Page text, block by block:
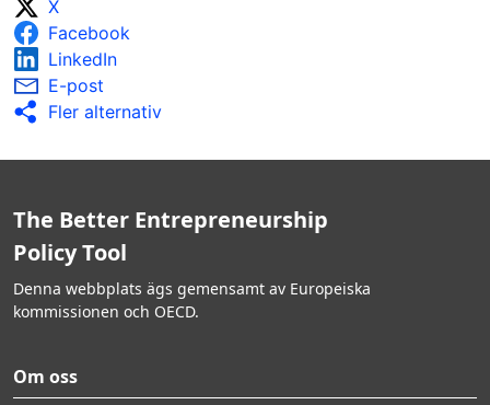
Resultaten av uppföljning och utvärdering
rapporteras i stor utsträckning och används för
att förbättra informationskampanjer.
X
Facebook
LinkedIn
E-post
Fler alternativ
The Better Entrepreneurship
Policy Tool
Denna webbplats ägs gemensamt av Europeiska
kommissionen och OECD.
Om oss